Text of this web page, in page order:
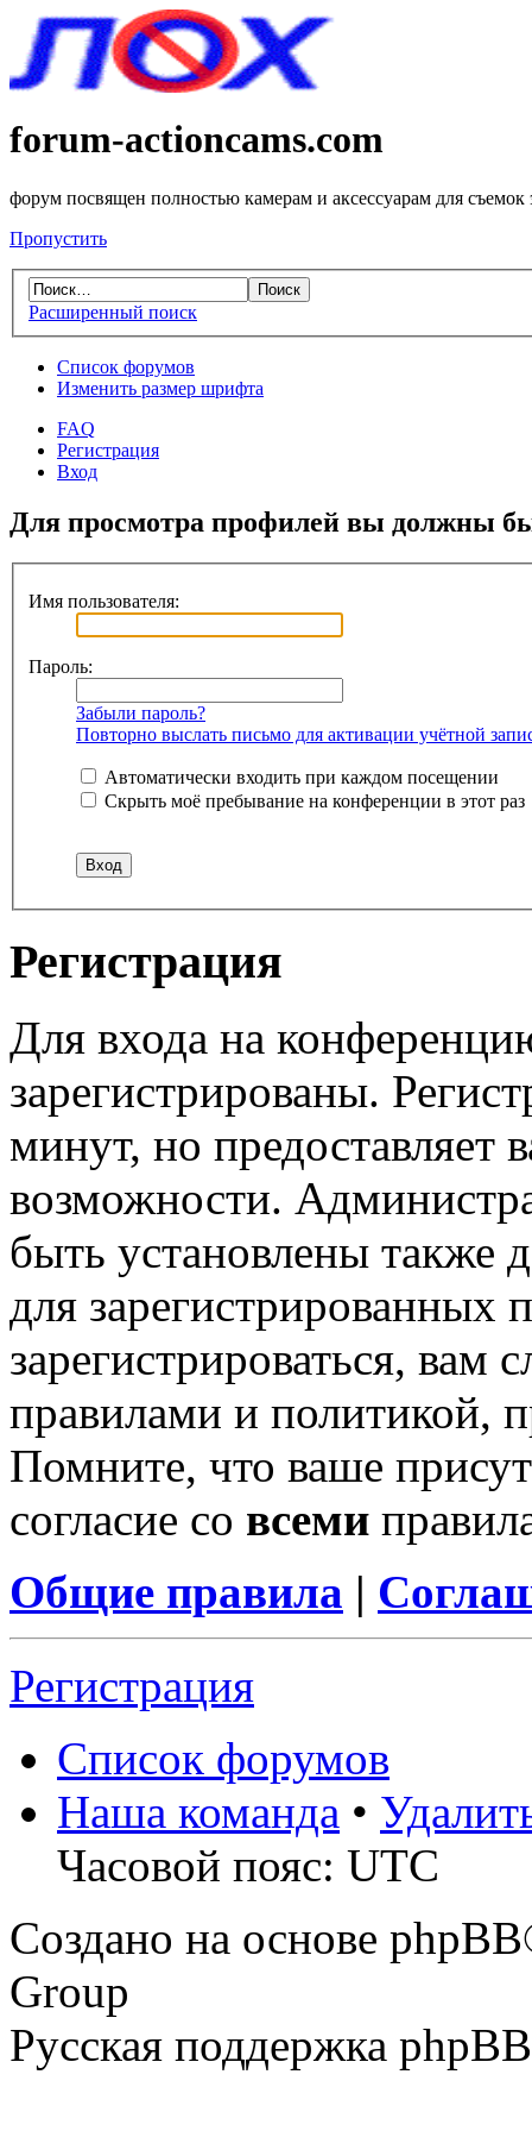
forum-actioncams.com
форум посвящен полностью камерам и аксессуарам для съемок
Пропустить
Расширенный поиск
Список форумов
Изменить размер шрифта
FAQ
Регистрация
Вход
Для просмотра профилей вы должны
Имя пользователя:
Пароль:
Забыли пароль?
Повторно выслать письмо для активации учётной
Автоматически входить при каждом посещении
Скрыть моё пребывание на конференции в этот раз
Регистрация
Для входа на
зарегистрированы.
минут, но предоставляет
возможности.
быть установлены также
для зарегистрированных
зарегистрироваться, вам
правилами и политикой,
Помните, что ваше
согласие со всеми
Общие правила |
Регистрация
Список форумов
Наша команда •
Часовой пояс: UTC
Создано на основе
Group
Русская поддержка phpBB